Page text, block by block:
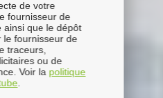
de votre
fournisseur de
ainsi que le dépôt
le fournisseur de
traceurs,
ou de
Voir la politique